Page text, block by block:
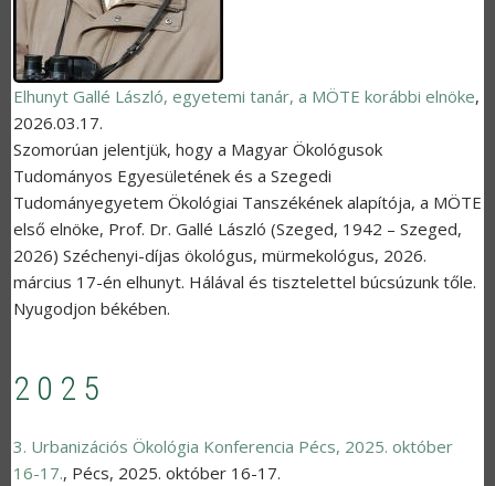
Elhunyt Gallé László, egyetemi tanár, a MÖTE korábbi elnöke,
2026.03.17.
Szomorúan jelentjük, hogy a Magyar Ökológusok
Tudományos Egyesületének és a Szegedi
Tudományegyetem Ökológiai Tanszékének alapítója, a MÖTE
első elnöke, Prof. Dr. Gallé László (Szeged, 1942 – Szeged,
2026) Széchenyi-díjas ökológus, mürmekológus, 2026.
március 17-én elhunyt. Hálával és tisztelettel búcsúzunk tőle.
Nyugodjon békében.
2025
3. Urbanizációs Ökológia Konferencia Pécs, 2025. október
16-17., Pécs, 2025. október 16-17.